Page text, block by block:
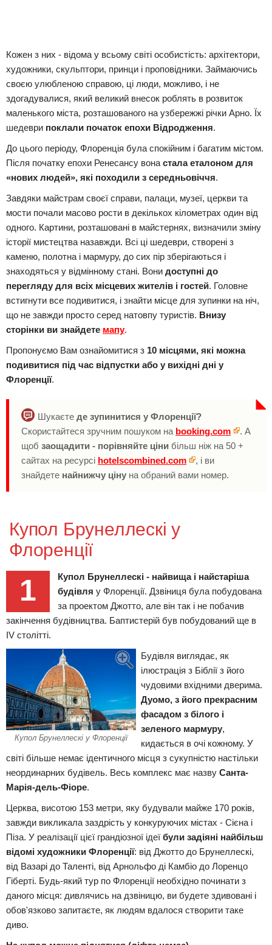
Кожен з них - відома у всьому світі особистість: архітектори,
художники, скульптори, принци і проповідники. Займаючись
своєю улюбленою справою, ці люди, можливо, і не
здогадувалися, який великий внесок роблять в розвиток
маленького міста, розташованого на узбережжі річки Арно. Їх
шедеври поклали початок епохи Відродження.
До цього періоду, Флоренція була спокійним і багатим містом.
Після початку епохи Ренесансу вона стала еталоном для
«нових людей», які походили з середньовіччя.
Завдяки майстрам своєї справи, палаци, музеї, церкви та
мости почали масово рости в декількох кілометрах один від
одного. Картини, розташовані в майстернях, визначили зміну
історії мистецтва назавжди. Всі ці шедеври, створені з
каменю, полотна і мармуру, до сих пір зберігаються і
знаходяться у відмінному стані. Вони доступні до
перегляду для всіх місцевих жителів і гостей. Головне
встигнути все подивитися, і знайти місце для зупинки на ніч,
що не завжди просто серед натовпу туристів. Внизу
сторінки ви знайдете мапу.
Пропонуємо Вам ознайомитися з 10 місцями, які можна
подивитися під час відпустки або у вихідні дні у
Флоренції.
Шукаєте де зупинитися у Флоренції?
Скористайтеся зручним пошуком на booking.com
. А
щоб заощадити - порівняйте ціни більш ніж на 50 +
сайтах на ресурсі hotelscombined.com
, і ви
знайдете найнижчу ціну на обраний вами номер.
Купол Брунеллескі у
Флоренції
1
Купол Брунеллескі - найвища і найстаріша
будівля у Флоренції. Дзвіниця була побудована
за проектом Джотто, але він так і не побачив
закінчення будівництва. Баптистерій був побудований ще в
IV столітті.
Купол Брунеллескі у Флоренції
Будівля виглядає, як
ілюстрація з Біблії з його
чудовими вхідними дверима.
Дуомо, з його прекрасним
фасадом з білого і
зеленого мармуру,
кидається в очі кожному. У
світі більше немає ідентичного місця з сукупністю настільки
неординарних будівель. Весь комплекс має назву Санта-
Марія-дель-Фіоре.
Церква, висотою 153 метри, яку будували майже 170 років,
завжди викликала заздрість у конкуруючих містах - Сієна і
Піза. У реалізації цієї грандіозної ідеї були задіяні найбільш
відомі художники Флоренції: від Джотто до Брунеллескі,
від Вазарі до Таленті, від Арнольфо ді Камбіо до Лоренцо
Гіберті. Будь-який тур по Флоренції необхідно починати з
даного місця: дивлячись на дзвіницю, ви будете здивовані і
обов'язково запитаєте, як людям вдалося створити таке
диво.